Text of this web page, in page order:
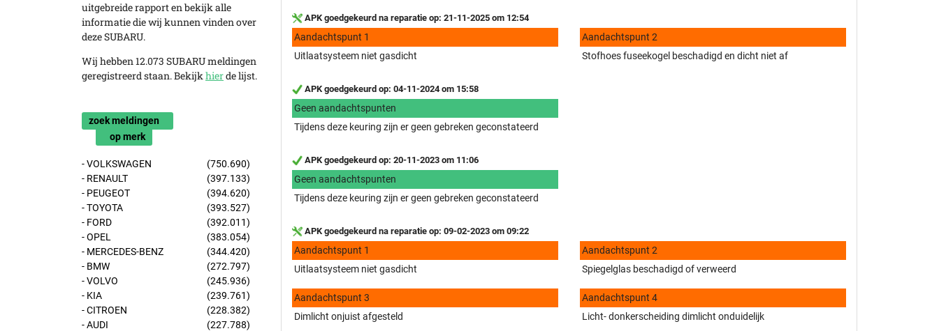
uitgebreide rapport en bekijk alle
informatie die wij kunnen vinden over
deze SUBARU.
Wij hebben 12.073 SUBARU meldingen
geregistreerd staan. Bekijkhierde lijst.
zoek meldingen
op merk
- VOLKSWAGEN
(750.690)
- RENAULT
(397.133)
- PEUGEOT
(394.620)
- TOYOTA
(393.527)
- FORD
(392.011)
- OPEL
(383.054)
- MERCEDES-BENZ
(344.420)
- BMW
(272.797)
- VOLVO
(245.936)
- KIA
(239.761)
- CITROEN
(228.382)
- AUDI
(227.788)
APK goedgekeurd na reparatie op: 21-11-2025 om 12:54
Aandachtspunt 1
Uitlaatsysteem niet gasdicht
Aandachtspunt 2
Stofhoes fuseekogel beschadigd en dicht niet af
APK goedgekeurd op: 04-11-2024 om 15:58
Geen aandachtspunten
Tijdens deze keuring zijn er geen gebreken geconstateerd
APK goedgekeurd op: 20-11-2023 om 11:06
Geen aandachtspunten
Tijdens deze keuring zijn er geen gebreken geconstateerd
APK goedgekeurd na reparatie op: 09-02-2023 om 09:22
Aandachtspunt 1
Uitlaatsysteem niet gasdicht
Aandachtspunt 2
Spiegelglas beschadigd of verweerd
Aandachtspunt 3
Dimlicht onjuist afgesteld
Aandachtspunt 4
Licht- donkerscheiding dimlicht onduidelijk